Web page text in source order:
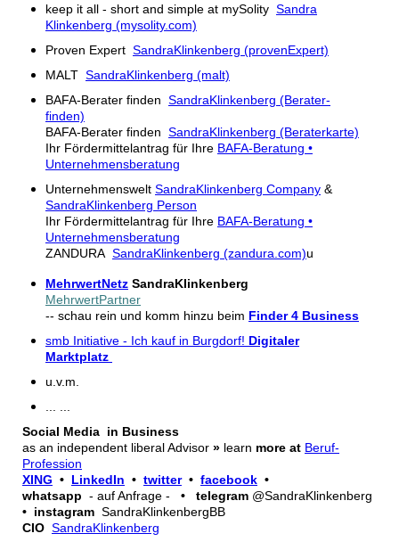
keep it all - short and simple at mySolity Sandra
Klinkenberg (mysolity.com)
Proven Expert SandraKlinkenberg (provenExpert)
MALT SandraKlinkenberg (malt)
BAFA-Berater finden SandraKlinkenberg (Berater-
finden)
BAFA-Berater finden SandraKlinkenberg (Beraterkarte)
Ihr Fördermittelantrag für Ihre BAFA-Beratung •
Unternehmensberatung
Unternehmenswelt SandraKlinkenberg Company &
SandraKlinkenberg Person
Ihr Fördermittelantrag für Ihre BAFA-Beratung •
Unternehmensberatung
ZANDURA SandraKlinkenberg (zandura.com)u
MehrwertNetz SandraKlinkenberg
MehrwertPartner
-- schau rein und komm hinzu beim Finder 4 Business
smb Initiative - Ich kauf in Burgdorf! Digitaler
Marktplatz
u.v.m.
... ...
Social Media in Business
as an independent liberal Advisor » learn more at Beruf-
Profession
XING • LinkedIn • twitter• facebook •
whatsapp - auf Anfrage - • telegram @SandraKlinkenberg
• instagram SandraKlinkenbergBB
CIO SandraKlinkenberg